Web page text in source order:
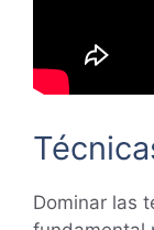
Dominar las